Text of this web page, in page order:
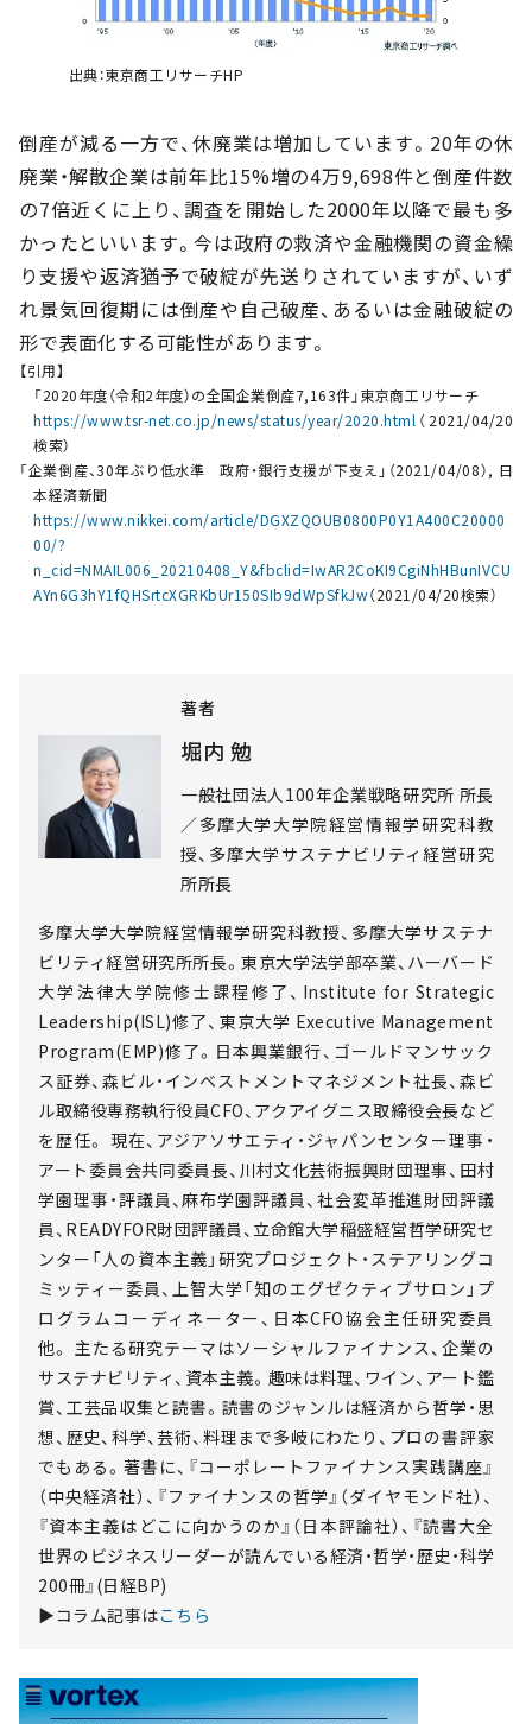
出典：東京商工リサーチHP
倒産が減る一方で、休廃業は増加しています。20年の休
廃業・解散企業は前年比15%増の4万9,698件と倒産件数
の7倍近くに上り、調査を開始した2000年以降で最も多
かったといいます。今は政府の救済や金融機関の資金繰
り支援や返済猶予で破綻が先送りされていますが、いず
れ景気回復期には倒産や自己破産、あるいは金融破綻の
形で表面化する可能性があります。
【引用】
「2020年度（令和2年度）の全国企業倒産7,163件」東京商工リサーチ
https://www.tsr-net.co.jp/news/status/year/2020.html （2021/04/20
検索）
「企業倒産、30年ぶり低水準 政府・銀行支援が下支え」（2021/04/08）, 日
本経済新聞
https://www.nikkei.com/article/DGXZQOUB0800P0Y1A400C20000
00/?
n_cid=NMAIL006_20210408_Y&fbclid=IwAR2CoKI9CgiNhHBunIVCU
AYn6G3hY1fQHSrtcXGRKbUr150SIb9dWpSfkJw（2021/04/20検索）
著者
堀内 勉
一般社団法人100年企業戦略研究所 所長
／多摩大学大学院経営情報学研究科教
授、多摩大学サステナビリティ経営研究
所所長
多摩大学大学院経営情報学研究科教授、多摩大学サステナ
ビリティ経営研究所所長。東京大学法学部卒業、ハーバード
大学法律大学院修士課程修了、Institute for Strategic
Leadership(ISL)修了、東京大学 Executive Management
Program(EMP)修了。日本興業銀行、ゴールドマンサック
ス証券、森ビル・インベストメントマネジメント社長、森ビ
ル取締役専務執行役員CFO、アクアイグニス取締役会長など
を歴任。 現在、アジアソサエティ・ジャパンセンター理事・
アート委員会共同委員長、川村文化芸術振興財団理事、田村
学園理事・評議員、麻布学園評議員、社会変革推進財団評議
員、READYFOR財団評議員、立命館大学稲盛経営哲学研究セ
ンター「人の資本主義」研究プロジェクト・ステアリングコ
ミッティー委員、上智大学「知のエグゼクティブサロン」プ
ログラムコーディネーター、日本CFO協会主任研究委員
他。 主たる研究テーマはソーシャルファイナンス、企業の
サステナビリティ、資本主義。趣味は料理、ワイン、アート鑑
賞、工芸品収集と読書。読書のジャンルは経済から哲学・思
想、歴史、科学、芸術、料理まで多岐にわたり、プロの書評家
でもある。著書に、『コーポレートファイナンス実践講座』
（中央経済社）、『ファイナンスの哲学』（ダイヤモンド社）、
『資本主義はどこに向かうのか』（日本評論社）、『読書大全
世界のビジネスリーダーが読んでいる経済・哲学・歴史・科学
200冊』(日経BP)
▶コラム記事はこちら